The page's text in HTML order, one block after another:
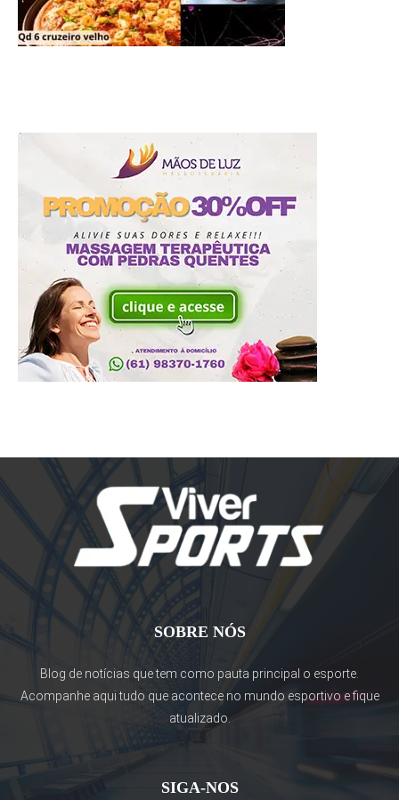
SOBRE NÓS
Blog de notícias que tem como pauta principal o esporte.
Acompanhe aqui tudo que acontece no mundo esportivo e fique
atualizado.
SIGA-NOS